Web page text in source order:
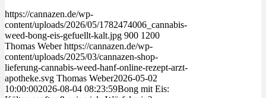
https://cannazen.de/wp-
content/uploads/2026/05/1782474006_cannabis-
weed-bong-eis-gefuellt-kalt.jpg 900 1200
Thomas Weber https://cannazen.de/wp-
content/uploads/2025/03/cannazen-shop-
lieferung-cannabis-weed-hanf-online-rezept-arzt-
apotheke.svg Thomas Weber2026-05-02
10:00:002026-08-04 08:23:59Bong mit Eis: